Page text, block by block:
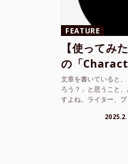
FEATURE
【使ってみ
の「
文章を書いていると
ろう？」と思うこと
すよね。ライター、